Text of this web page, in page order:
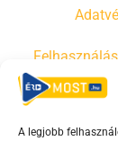
A legjobb